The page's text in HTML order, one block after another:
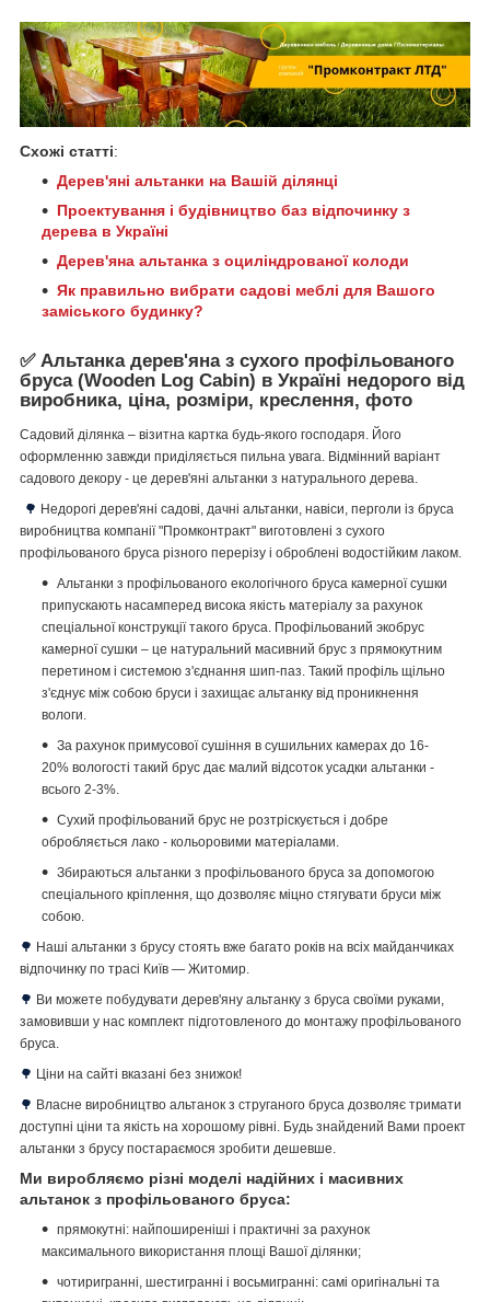
Схожі статті:
Дерев'яні альтанки на Вашій ділянці
Проектування і будівництво баз відпочинку з
дерева в Україні
Дерев'яна альтанка з оциліндрованої колоди
Як правильно вибрати садові меблі для Вашого
заміського будинку?
✅ Альтанка дерев'яна з сухого профільованого
бруса (Wooden Log Cabin) в Україні недорого від
виробника, ціна, розміри, креслення, фото
Садовий ділянка – візитна картка будь-якого господаря. Його
оформленню завжди приділяється пильна увага. Відмінний варіант
садового декору - це дерев'яні альтанки з натурального дерева.
🌳 Недорогі дерев'яні садові, дачні альтанки, навіси, перголи із бруса
виробництва компанії "Промконтракт" виготовлені з сухого
профільованого бруса різного перерізу і оброблені водостійким лаком.
Альтанки з профільованого екологічного бруса камерної сушки
припускають насамперед висока якість матеріалу за рахунок
спеціальної конструкції такого бруса. Профільований экобрус
камерної сушки – це натуральний масивний брус з прямокутним
перетином і системою з'єднання шип-паз. Такий профіль щільно
з'єднує між собою бруси і захищає альтанку від проникнення
вологи.
За рахунок примусової сушіння в сушильних камерах до 16-
20% вологості такий брус дає малий відсоток усадки альтанки -
всього 2-3%.
Сухий профільований брус не розтріскується і добре
обробляється лако - кольоровими матеріалами.
Збираються альтанки з профільованого бруса за допомогою
спеціального кріплення, що дозволяє міцно стягувати бруси між
собою.
🌳 Наші альтанки з брусу стоять вже багато років на всіх майданчиках
відпочинку по трасі Київ ― Житомир.
🌳 Ви можете побудувати дерев'яну альтанку з бруса своїми руками,
замовивши у нас комплект підготовленого до монтажу профільованого
бруса.
🌳 Ціни на сайті вказані без знижок!
🌳 Власне виробництво альтанок з струганого бруса дозволяє тримати
доступні ціни та якість на хорошому рівні. Будь знайдений Вами проект
альтанки з брусу постараємося зробити дешевше.
Ми виробляємо різні моделі надійних і масивних
альтанок з профільованого бруса:
прямокутні: найпоширеніші і практичні за рахунок
максимального використання площі Вашої ділянки;
чотиригранні, шестигранні і восьмигранні: самі оригінальні та